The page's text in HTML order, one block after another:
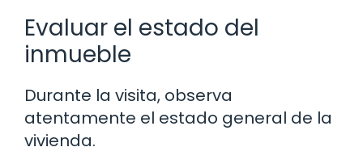
Evaluar el estado del
inmueble
Durante la visita, observa
atentamente el estado general de la
vivienda.